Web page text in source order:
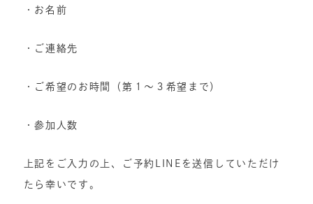
・お名前
・ご連絡先
・ご希望のお時間（第１〜３希望まで）
・参加人数
上記をご入力の上、ご予約LINEを送信していただけ
たら幸いです。